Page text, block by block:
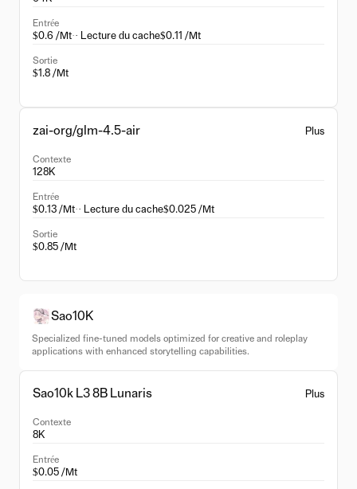
Entrée
$0.6 /Mt·· Lecture du cache$0.11 /Mt
Sortie
$1.8 /Mt
zai-org/glm-4.5-air Plus
Contexte
128K
Entrée
$0.13 /Mt·· Lecture du cache$0.025 /Mt
Sortie
$0.85 /Mt
Sao10K
Specialized fine-tuned models optimized for creative and roleplay
applications with enhanced storytelling capabilities.
Sao10k L3 8B Lunaris Plus
Contexte
8K
Entrée
$0.05 /Mt